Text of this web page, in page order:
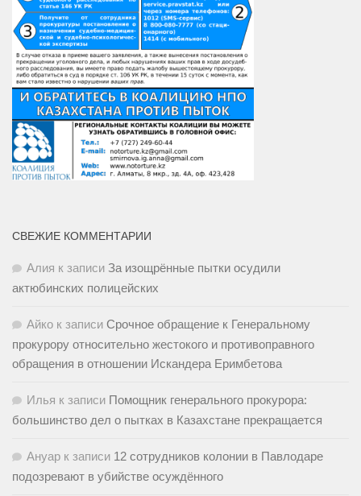
СВЕЖИЕ КОММЕНТАРИИ
Алия к записи За изощрённые пытки осудили
актюбинских полицейских
Айко к записи Срочное обращение к Генеральному
прокурору относительно жестокого и противоправного
обращения в отношении Искандера Еримбетова
Илья к записи Помощник генерального прокурора:
большинство дел о пытках в Казахстане прекращается
Ануар к записи 12 сотрудников колонии в Павлодаре
подозревают в убийстве осуждённого